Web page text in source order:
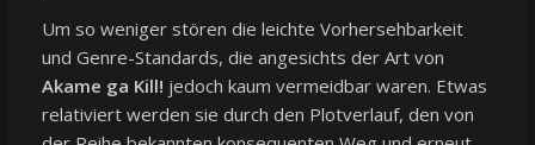
Um so weniger stören die leichte Vorhersehbarkeit
und Genre-Standards, die angesichts der Art von
Akame ga Kill! jedoch kaum vermeidbar waren. Etwas
relativiert werden sie durch den Plotverlauf, den von